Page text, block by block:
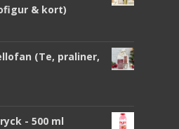
& kort)
(Te, praliner,
- 500 ml